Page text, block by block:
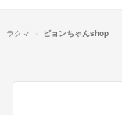
ラクマ ビョンちゃんshop